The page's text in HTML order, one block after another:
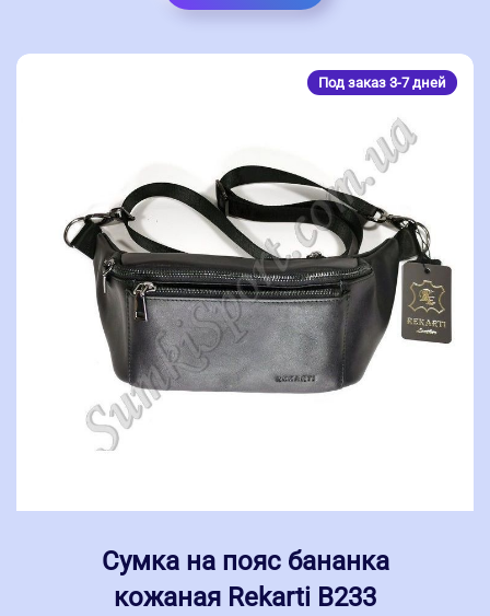
Под заказ 3-7 дней
Сумка на пояс бананка
кожаная Rekarti В233